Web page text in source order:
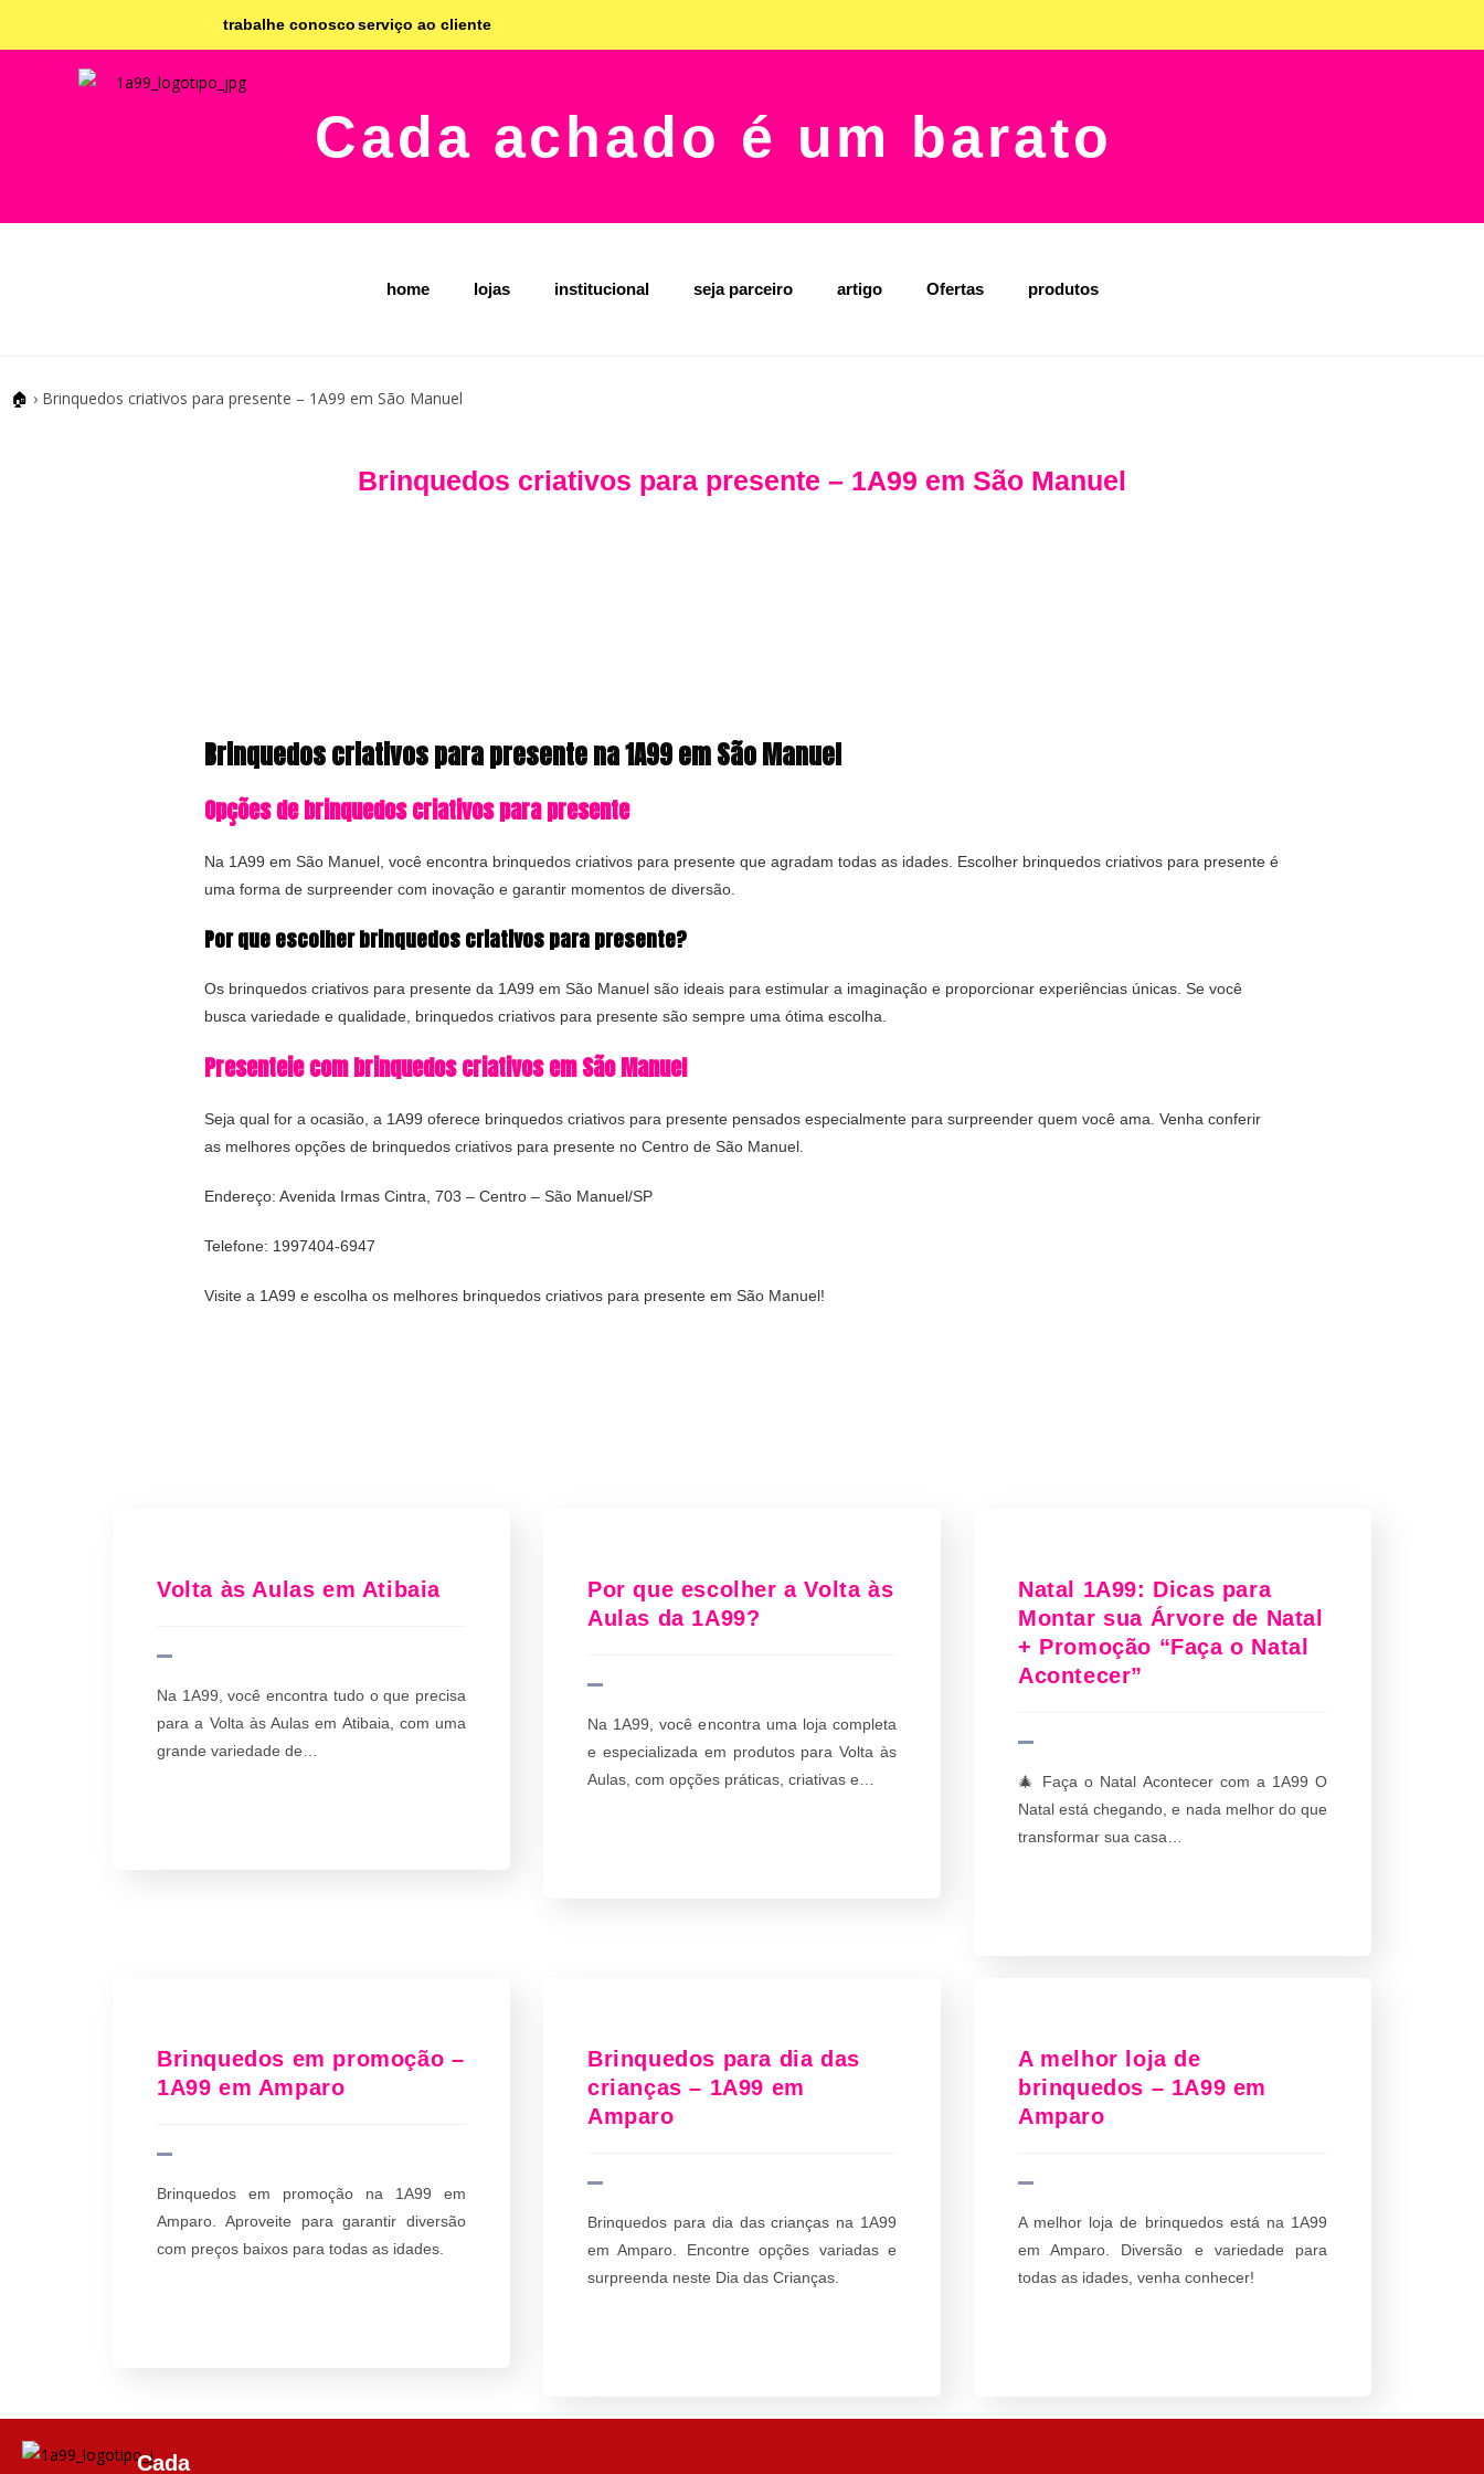
trabalhe conoscoserviço ao cliente
Cada achado é um barato
home lojas institucional seja parceiro artigo Ofertas produtos
🏠 › Brinquedos criativos para presente – 1A99 em São Manuel
Brinquedos criativos para presente – 1A99 em São Manuel
Brinquedos criativos para presente na 1A99 em São Manuel
Opções de brinquedos criativos para presente
Na 1A99 em São Manuel, você encontra brinquedos criativos para presente que agradam todas as idades. Escolher brinquedos criativos para presente é
uma forma de surpreender com inovação e garantir momentos de diversão.
Por que escolher brinquedos criativos para presente?
Os brinquedos criativos para presente da 1A99 em São Manuel são ideais para estimular a imaginação e proporcionar experiências únicas. Se você
busca variedade e qualidade, brinquedos criativos para presente são sempre uma ótima escolha.
Presenteie com brinquedos criativos em São Manuel
Seja qual for a ocasião, a 1A99 oferece brinquedos criativos para presente pensados especialmente para surpreender quem você ama. Venha conferir
as melhores opções de brinquedos criativos para presente no Centro de São Manuel.
Endereço: Avenida Irmas Cintra, 703 – Centro – São Manuel/SP
Telefone: 1997404-6947
Visite a 1A99 e escolha os melhores brinquedos criativos para presente em São Manuel!
Volta às Aulas em Atibaia
Na 1A99, você encontra tudo o que precisa
para a Volta às Aulas em Atibaia, com uma
grande variedade de…
Por que escolher a Volta às
Aulas da 1A99?
Na 1A99, você encontra uma loja completa
e especializada em produtos para Volta às
Aulas, com opções práticas, criativas e…
Natal 1A99: Dicas para
Montar sua Árvore de Natal
+ Promoção “Faça o Natal
Acontecer”
🎄 Faça o Natal Acontecer com a 1A99 O
Natal está chegando, e nada melhor do que
transformar sua casa…
Brinquedos em promoção –
1A99 em Amparo
Brinquedos em promoção na 1A99 em
Amparo. Aproveite para garantir diversão
com preços baixos para todas as idades.
Brinquedos para dia das
crianças – 1A99 em
Amparo
Brinquedos para dia das crianças na 1A99
em Amparo. Encontre opções variadas e
surpreenda neste Dia das Crianças.
A melhor loja de
brinquedos – 1A99 em
Amparo
A melhor loja de brinquedos está na 1A99
em Amparo. Diversão e variedade para
todas as idades, venha conhecer!
Cada